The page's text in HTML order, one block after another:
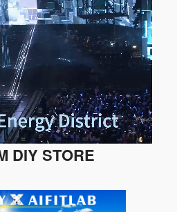
DIY STORE